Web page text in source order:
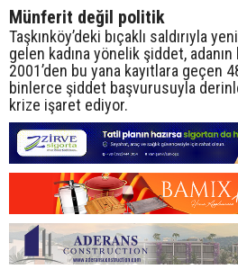
Münferit değil politik
Taşkınköy’deki bıçaklı saldırıyla
gelen kadına yönelik şiddet,
2001’den bu yana kayıtlara geçen
binlerce şiddet başvurusuyla
krize işaret ediyor.